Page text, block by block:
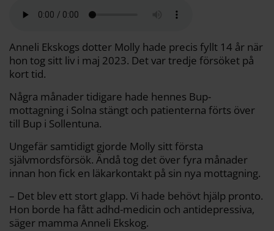
b
k
t
k
Anneli Ekskogs dotter Molly hade precis fyllt 14 år när
hon tog sitt liv i maj 2023. Det var tredje försöket på
kort tid.
Några månader tidigare hade hennes Bup-
mottagning i Solna stängt och patienterna förts över
till Bup i Sollentuna.
Ungefär samtidigt gjorde Molly sitt första
självmordsförsök. Ändå tog det över fyra månader
innan hon fick en läkarkontakt på sin nya mottagning.
– Det blev ett stort glapp. Vi hade behövt hjälp pronto.
Hon borde ha fått adhd-medicin och antidepressiva,
säger mamma Anneli Ekskog.